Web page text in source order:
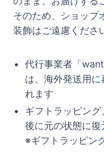
そのため、ショップ
装飾はご遠慮くださ
代行事業者「
は、海外発送用
れます
ギフトラッピン
後に元の状態に
※ギフトラッピン